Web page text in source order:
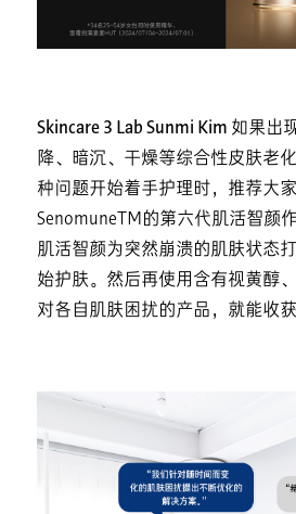
Skincare 3 Lab Sunmi Kim 如果出
降、暗沉、干燥等综合性皮肤老
种问题开始着手护理时，推荐大
SenomuneTM的第六代肌活智颜
肌活智颜为突然崩溃的肌肤状态
始护肤。然后再使用含有视黄醇
对各自肌肤困扰的产品，就能收获